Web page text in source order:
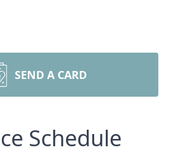
SEND A CARD
Schedule